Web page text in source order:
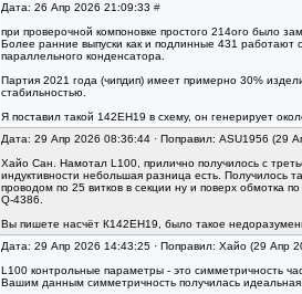
Дата: 26 Апр 2026 21:09:33 #
при проверочной компоновке простого 214ого было
Более ранние выпуски как и подлинные 431
параллельного конденсатора.
Партия 2021 года (чипдип) имеет примерно 30%
стабильностью.
Я поставил такой 142ЕН19 в схему, он генерирует
Дата: 29 Апр 2026 08:36:44 · Поправил: ASU1956 (29
Хайо Сан. Намотал L100, прилично получилось с
индуктивности небольшая разница есть. Получилось
проводом по 25 витков в секции ну и поверх обмотка
Q-4386.
Вы пишете насчёт К142ЕН19, было такое
Дата: 29 Апр 2026 14:43:25 · Поправил: Хайо (29 Апр
L100 контрольные параметры - это симметричность
Вашим данным симметричность получилась